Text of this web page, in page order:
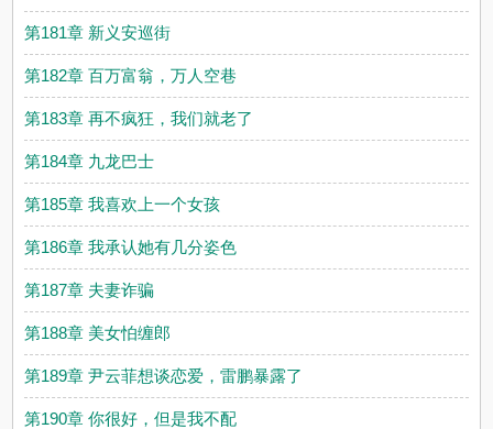
第181章 新义安巡街
第182章 百万富翁，万人空巷
第183章 再不疯狂，我们就老了
第184章 九龙巴士
第185章 我喜欢上一个女孩
第186章 我承认她有几分姿色
第187章 夫妻诈骗
第188章 美女怕缠郎
第189章 尹云菲想谈恋爱，雷鹏暴露了
第190章 你很好，但是我不配